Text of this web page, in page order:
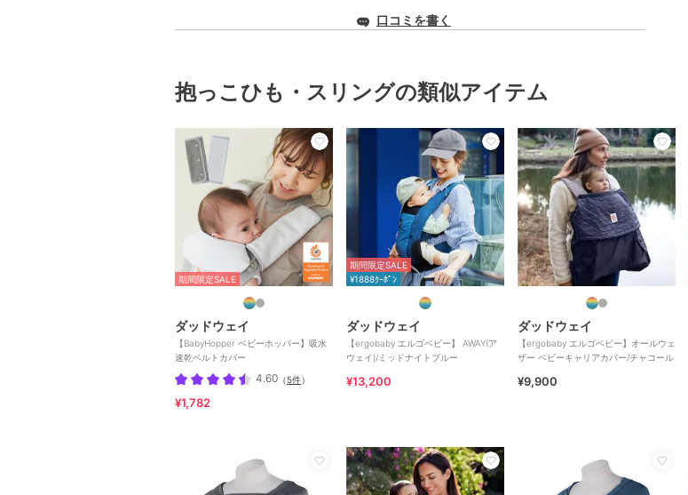
口コミを書く
抱っこひも・スリングの類似アイテム
期間限定SALE
ダッドウェイ
【BabyHopper ベビーホッパー】吸水
速乾ベルトカバー
4.60 （5件）
¥1,782
期間限定SALE
¥1888ｸｰﾎﾟﾝ
ダッドウェイ
【ergobaby エルゴベビー】 AWAY(ア
ウェイ)/ミッドナイトブルー
¥13,200
ダッドウェイ
【ergobaby エルゴベビー】オールウェ
ザー ベビーキャリアカバー/チャコール
¥9,900